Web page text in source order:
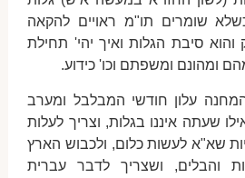
שומרים תו"מ ראויים להקאה
סיבת הגלות ואיך יהי' תחילת
ומהונם ומשפתם וכו' כידוע.
עלון חודשי המבלבל ומערב
שעתה איננו בגלות, וצריך לעלות
שא"א לעשות כלום, ולכבוש הארץ
והבלים, ושצריך לדבר עברית